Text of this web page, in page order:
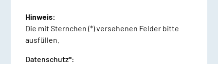
Dieses Feld ist nur ein Spamschutzfeld.
Hinweis:
Die mit Sternchen (*) versehenen Felder bitte
ausfüllen.
Datenschutz*: